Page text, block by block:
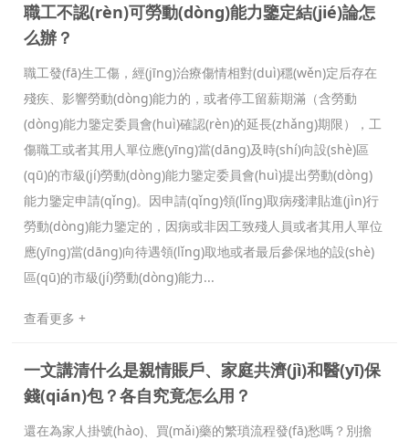
職工不認(rèn)可勞動(dòng)能力鑒定結(jié)論怎
么辦？
職工發(fā)生工傷，經(jīng)治療傷情相對(duì)穩(wěn)定后存在
殘疾、影響勞動(dòng)能力的，或者停工留薪期滿（含勞動
(dòng)能力鑒定委員會(huì)確認(rèn)的延長(zhǎng)期限），工
傷職工或者其用人單位應(yīng)當(dāng)及時(shí)向設(shè)區
(qū)的市級(jí)勞動(dòng)能力鑒定委員會(huì)提出勞動(dòng)
能力鑒定申請(qǐng)。因申請(qǐng)領(lǐng)取病殘津貼進(jìn)行
勞動(dòng)能力鑒定的，因病或非因工致殘人員或者其用人單位
應(yīng)當(dāng)向待遇領(lǐng)取地或者最后參保地的設(shè)
區(qū)的市級(jí)勞動(dòng)能力...
查看更多 +
一文講清什么是親情賬戶、家庭共濟(jì)和醫(yī)保
錢(qián)包？各自究竟怎么用？
還在為家人掛號(hào)、買(mǎi)藥的繁瑣流程發(fā)愁嗎？別擔